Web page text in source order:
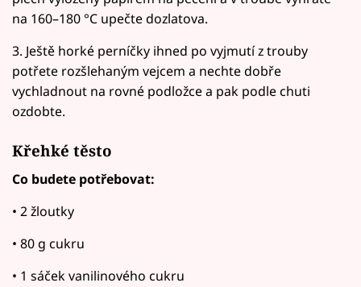
na 160–180 °C upečte dozlatova.
3. Ještě horké perníčky ihned po vyjmutí z trouby
potřete rozšlehaným vejcem a nechte dobře
vychladnout na rovné podložce a pak podle chuti
ozdobte.
Křehké těsto
Co budete potřebovat:
• 2 žloutky
• 80 g cukru
• 1 sáček vanilinového cukru